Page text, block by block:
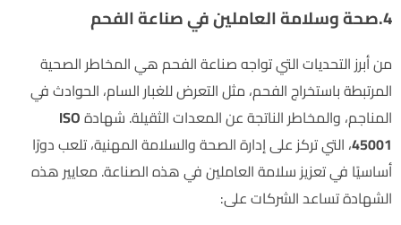
4.صحة وسلامة العاملين في صناعة الفحم
من أبرز التحديات التي تواجه صناعة الفحم هي المخاطر الصحية
المرتبطة باستخراج الفحم، مثل التعرض للغبار السام، الحوادث في
المناجم، والمخاطر الناتجة عن المعدات الثقيلة. شهادةISO
45001، التي تركز على إدارة الصحة والسلامة المهنية، تلعب دورًا
أساسيًا في تعزيز سلامة العاملين في هذه الصناعة. معايير هذه
الشهادة تساعد الشركات على: